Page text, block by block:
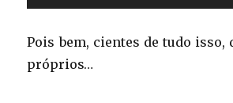
Pois bem, cientes de tudo
próprios…